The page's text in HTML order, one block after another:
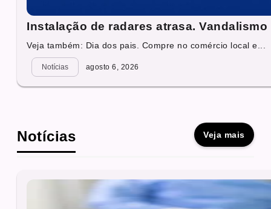
Instalação de radares atrasa.
Veja também: Dia dos pais. Compre no comércio local e...
Notícias agosto 6, 2026
Notícias Veja mais